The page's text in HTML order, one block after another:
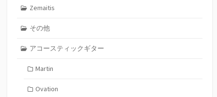
Zemaitis
その他
アコースティックギター
Martin
Ovation